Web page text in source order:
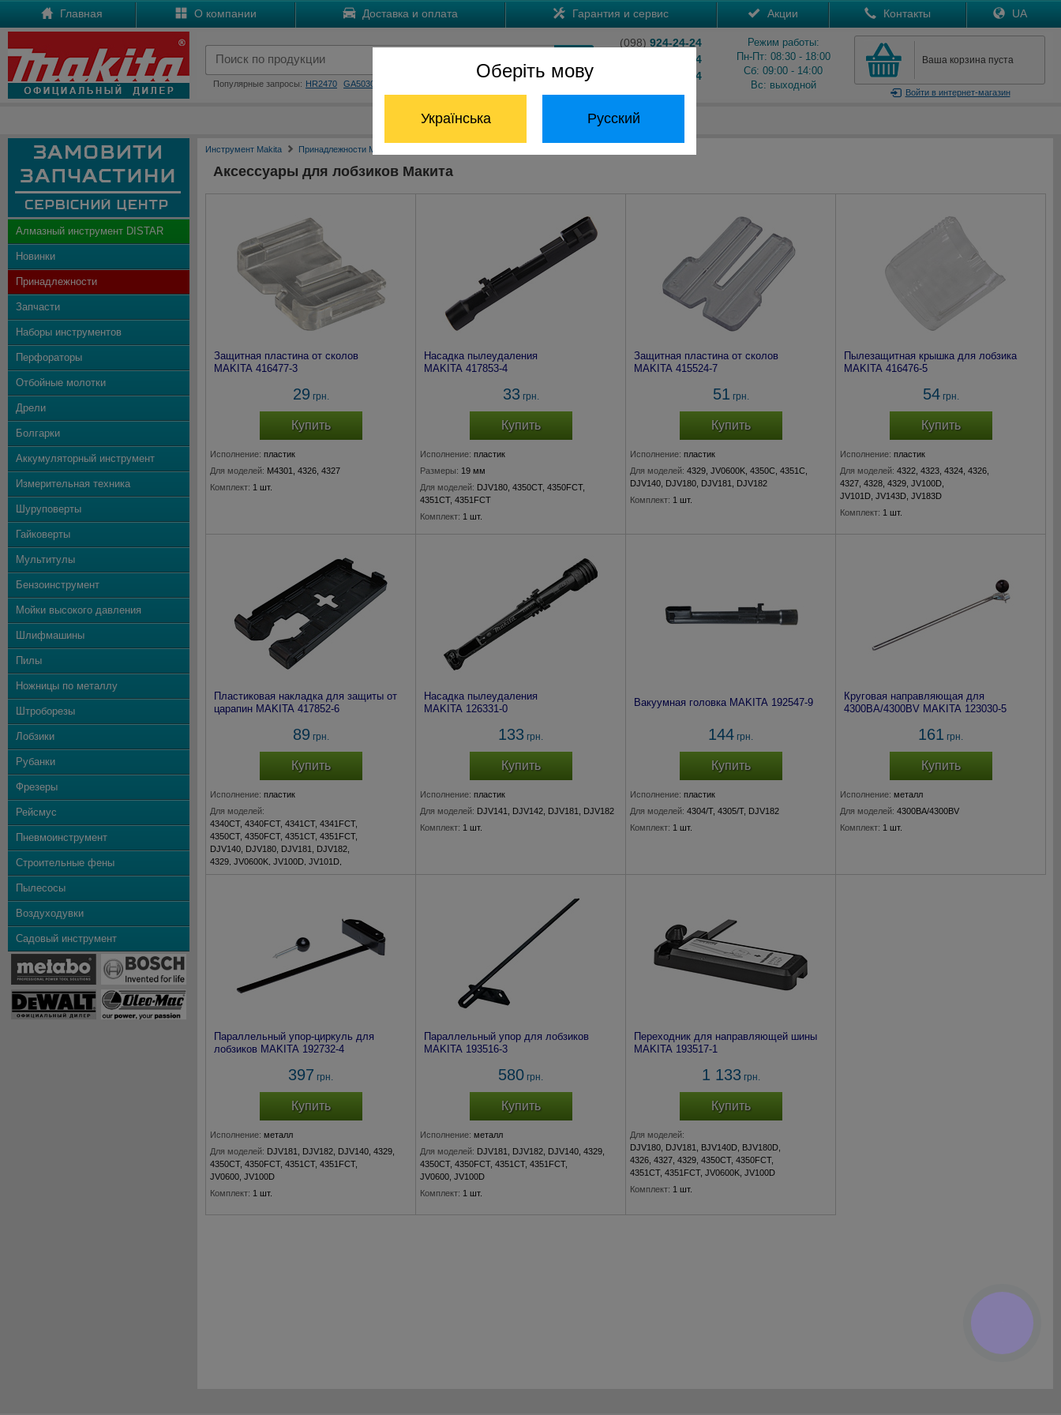
Оберіть мову
Українська Русский
Главная О компании Доставка и оплата Гарантия и сервис Акции Контакты UA
Популярные запросы: HR2470 GA5030
(098) 924-24-24
204-24-24
824-24-24
Режим работы:
Пн-Пт: 08:30 - 18:00
Сб: 09:00 - 14:00
Вс: выходной
Ваша корзина пуста
Войтив интернет-магазин
Отдел запчастей: (068) 824-24-24
Алмазный инструмент DISTAR
Новинки
Принадлежности
Запчасти
Наборы инструментов
Перфораторы
Отбойные молотки
Дрели
Болгарки
Аккумуляторный инструмент
Измерительная техника
Шуруповерты
Гайковерты
Мультитулы
Бензоинструмент
Мойки высокого давления
Шлифмашины
Пилы
Ножницы по металлу
Штроборезы
Лобзики
Рубанки
Фрезеры
Рейсмус
Пневмоинструмент
Строительные фены
Пылесосы
Воздуходувки
Садовый инструмент
Инструмент Makita Принадлежности Макита
Аксессуары для лобзиков Макита
Защитная пластина от сколов
MAKITA 416477-3
29 грн.
Купить
Исполнение: пластик
Для моделей: M4301, 4326, 4327
Комплект: 1 шт.
Насадка пылеудаления
MAKITA 417853-4
33грн.
Купить
Исполнение: пластик
Размеры: 19 мм
Для моделей: DJV180, 4350CT, 4350FCT,
4351CT, 4351FCT
Комплект: 1 шт.
Защитная пластина от сколов
MAKITA 415524-7
51 грн.
Купить
Исполнение: пластик
Для моделей: 4329, JV0600K, 4350C, 4351C,
DJV140, DJV180, DJV181, DJV182
Комплект: 1 шт.
Пылезащитная крышка для лобзика
MAKITA 416476-5
54грн.
Купить
Исполнение: пластик
Для моделей: 4322, 4323, 4324, 4326,
4327, 4328, 4329, JV100D,
JV101D, JV143D, JV183D
Комплект: 1 шт.
Пластиковая накладка для защиты от
царапин MAKITA 417852-6
89 грн.
Купить
Исполнение: пластик
Для моделей:
4340CT, 4340FCT, 4341CT, 4341FCT,
4350CT, 4350FCT, 4351CT, 4351FCT,
DJV140, DJV180, DJV181, DJV182,
4329, JV0600K, JV100D, JV101D,
JV102D, JV103D, JV143D, JV183D
Насадка пылеудаления
MAKITA 126331-0
133 грн.
Купить
Исполнение: пластик
Для моделей: DJV141, DJV142, DJV181, DJV182
Комплект: 1 шт.
Вакуумная головка MAKITA 192547-9
144 грн.
Купить
Исполнение: пластик
Для моделей: 4304/T, 4305/T, DJV182
Комплект: 1 шт.
Круговая направляющая для
4300ВА/4300BV MAKITA 123030-5
161 грн.
Купить
Исполнение: металл
Для моделей: 4300ВА/4300BV
Комплект: 1 шт.
Параллельный упор-циркуль для
лобзиков MAKITA 192732-4
397 грн.
Купить
Исполнение: металл
Для моделей: DJV181, DJV182, DJV140, 4329,
4350CT, 4350FCT, 4351CT, 4351FCT,
JV0600, JV100D
Комплект: 1 шт.
Параллельный упор для лобзиков
MAKITA 193516-3
580 грн.
Купить
Исполнение: металл
Для моделей: DJV181, DJV182, DJV140, 4329,
4350CT, 4350FCT, 4351CT, 4351FCT,
JV0600, JV100D
Комплект: 1 шт.
Переходник для направляющей шины
MAKITA 193517-1
1 133грн.
Купить
Для моделей:
DJV180, DJV181, BJV140D, BJV180D,
4326, 4327, 4329, 4350CT, 4350FCT,
4351CT, 4351FCT, JV0600K, JV100D
Комплект: 1 шт.